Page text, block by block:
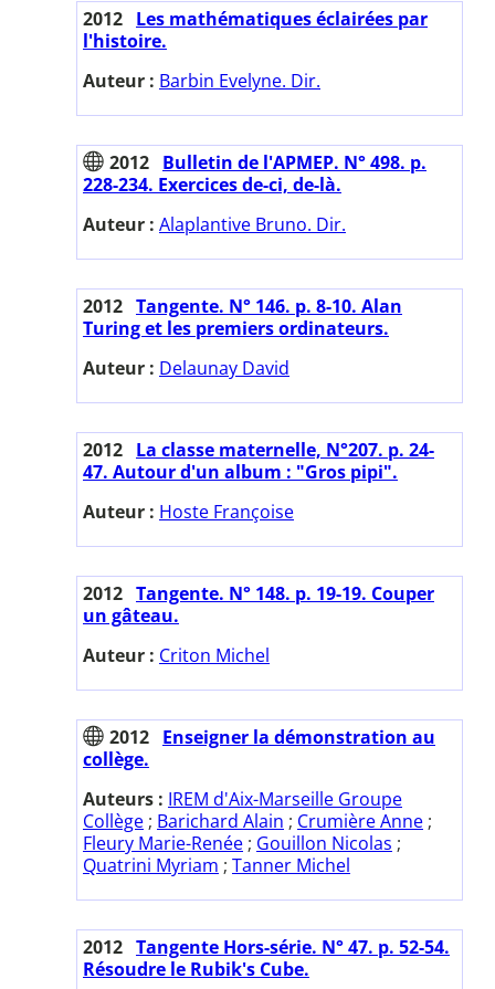
2012 Les mathématiques éclairées par
l'histoire.
Auteur : Barbin Evelyne. Dir.
2012 Bulletin de l'APMEP. N° 498. p.
228-234. Exercices de-ci, de-là.
Auteur : Alaplantive Bruno. Dir.
2012 Tangente. N° 146. p. 8-10. Alan
Turing et les premiers ordinateurs.
Auteur : Delaunay David
2012 La classe maternelle, N°207. p. 24-
47. Autour d'un album : "Gros pipi".
Auteur : Hoste Françoise
2012 Tangente. N° 148. p. 19-19. Couper
un gâteau.
Auteur : Criton Michel
2012 Enseigner la démonstration au
collège.
Auteurs : IREM d'Aix-Marseille Groupe
Collège ; Barichard Alain ; Crumière Anne ;
Fleury Marie-Renée ; Gouillon Nicolas ;
Quatrini Myriam ; Tanner Michel
2012 Tangente Hors-série. N° 47. p. 52-54.
Résoudre le Rubik's Cube.